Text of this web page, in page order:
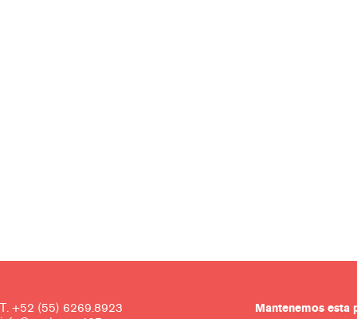
T. +52 (55) 6269.8923
Mantenemos